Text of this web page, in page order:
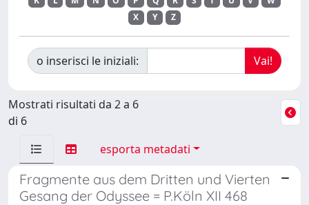
X
Y Z
o inserisci le iniziali:
Mostrati risultati da 2 a 6
di 6
esporta metadati
Fragmente aus dem Dritten und Vierten
Gesang der Odyssee = P.Köln XII 468